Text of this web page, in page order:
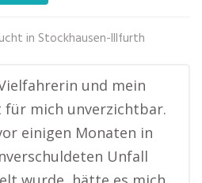
in Stockhausen-Illfurth
und mein
für mich unverzichtbar.
einigen Monaten in
Unfall